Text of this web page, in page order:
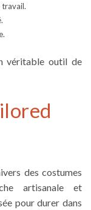
véritable outil de
des costumes
artisanale et
pour durer dans